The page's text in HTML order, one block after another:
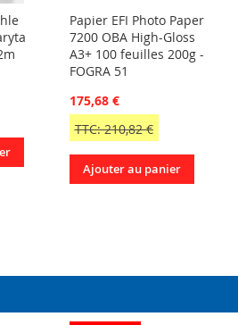
Papier EFI Photo Paper
7200 OBA High-Gloss
A3+ 100 feuilles 200g -
FOGRA 51
175,68 €
TTC: 210,82 €
Ajouter au panier